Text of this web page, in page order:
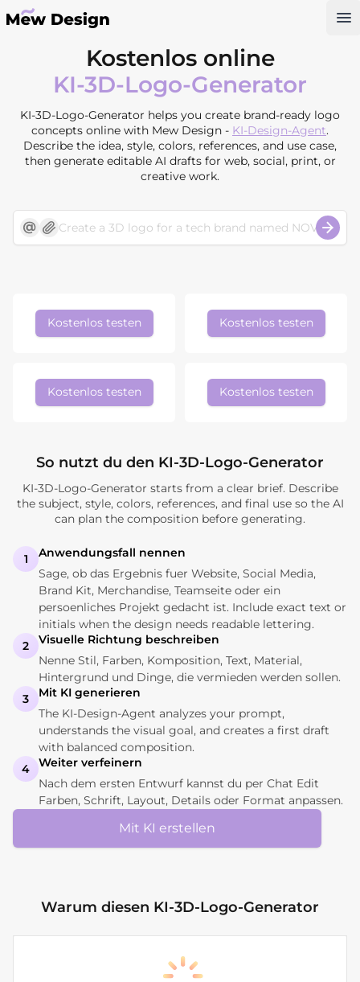
Kostenlos online
KI-3D-Logo-Generator
KI-3D-Logo-Generator helps you create brand-ready logo
concepts online with Mew Design - KI-Design-Agent.
Describe the idea, style, colors, references, and use case,
then generate editable AI drafts for web, social, print, or
creative work.
Kostenlos testen Kostenlos testen
Kostenlos testen Kostenlos testen
So nutzt du den KI-3D-Logo-Generator
KI-3D-Logo-Generator starts from a clear brief. Describe
the subject, style, colors, references, and final use so the AI
can plan the composition before generating.
1
Anwendungsfall nennen
Sage, ob das Ergebnis fuer Website, Social Media,
Brand Kit, Merchandise, Teamseite oder ein
persoenliches Projekt gedacht ist. Include exact text or
initials when the design needs readable lettering.
2
Visuelle Richtung beschreiben
Nenne Stil, Farben, Komposition, Text, Material,
Hintergrund und Dinge, die vermieden werden sollen.
3
Mit KI generieren
The KI-Design-Agent analyzes your prompt,
understands the visual goal, and creates a first draft
with balanced composition.
4
Weiter verfeinern
Nach dem ersten Entwurf kannst du per Chat Edit
Farben, Schrift, Layout, Details oder Format anpassen.
Mit KI erstellen
Warum diesen KI-3D-Logo-Generator